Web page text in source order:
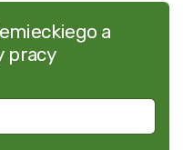
a
pracy